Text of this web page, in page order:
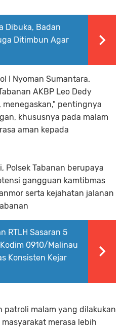
Dibuka, Badan
Ditimbun Agar
I Nyoman Sumantara.
AKBP Leo Dedy
menegaskan," pentingnya
khususnya pada malam
aman kepada
Polsek Tabanan berupaya
gangguan kamtibmas
serta kejahatan jalanan
RTLH Sasaran 5
0910/Malinau
Konsisten Kejar
patroli malam yang dilakukan
merasa lebih